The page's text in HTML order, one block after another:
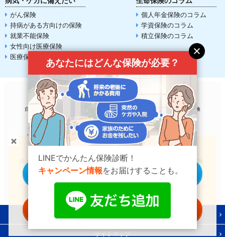
がん保険
持病がある方向けの保険
就業不能保険
女性向け医療保険
医療保険
個人年金保険のコラム
学資保険のコラム
積立保険のコラム
自動車保険 生命保険 火災保険 バイク保険
傷害保険 ペット保険 電気料金比較 SIM比較
法人自動車保険 法人火災保険 法人（高圧）電気
サイトマップ
貯蓄型の保険をお探しの方へ
個別に商品を見る
一括資料請求する
あなたにはどんな保険が必要？
LINEでかんたん保険診断！
キャンペーン情報をお届けすることも。